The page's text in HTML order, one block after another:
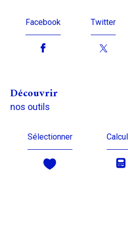
Facebook Twitter
découvrir
nos outils
Sélectionner